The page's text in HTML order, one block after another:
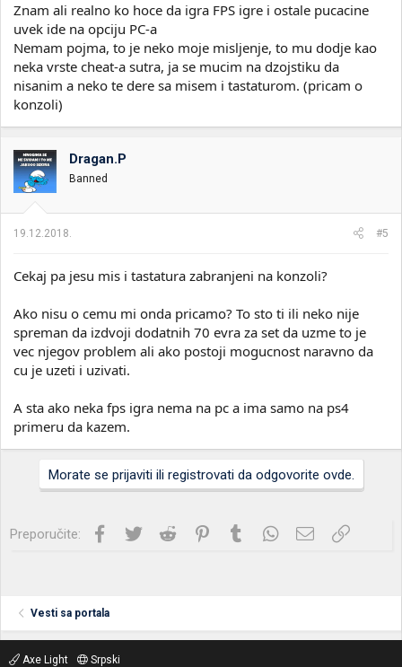
Znam ali realno ko hoce da igra FPS igre i ostale pucacine
uvek ide na opciju PC-a
Nemam pojma, to je neko moje misljenje, to mu dodje kao
neka vrste cheat-a sutra, ja se mucim na dzojstiku da
nisanim a neko te dere sa misem i tastaturom. (pricam o
konzoli)
Dragan.P
Banned
19.12.2018. #5
Cekaj pa jesu mis i tastatura zabranjeni na konzoli?
Ako nisu o cemu mi onda pricamo? To sto ti ili neko nije
spreman da izdvoji dodatnih 70 evra za set da uzme to je
vec njegov problem ali ako postoji mogucnost naravno da
cu je uzeti i uzivati.
A sta ako neka fps igra nema na pc a ima samo na ps4
primeru da kazem.
Morate se prijaviti ili registrovati da odgovorite ovde.
Preporučite: Facebook
Twitter Reddit PinterestTumblrWhatsApp
Imejl Link
Vesti sa portala
Axe Light
Srpski